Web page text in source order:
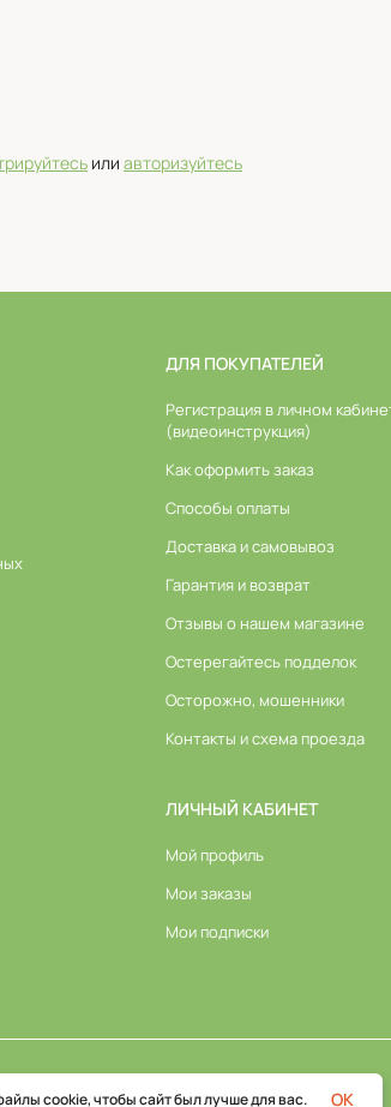
или авторизуйтесь
ДЛЯ ПОКУПАТЕЛЕЙ
Регистрация в личном
(видеоинструкция)
Как оформить заказ
Способы оплаты
Доставка и самовывоз
Гарантия и возврат
Отзывы о нашем магазине
Остерегайтесь подделок
Осторожно, мошенники
Контакты и схема проезда
ЛИЧНЫЙ КАБИНЕТ
Мой профиль
Мои заказы
Мои подписки
cookie, чтобы сайт был лучше для вас. OK